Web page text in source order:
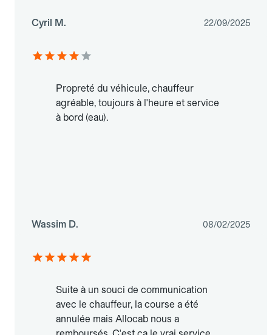
Cyril M. 22/09/2025
Propreté du véhicule, chauffeur
agréable, toujours à l'heure et service
à bord (eau).
Wassim D. 08/02/2025
Suite à un souci de communication
avec le chauffeur, la course a été
annulée mais Allocab nous a